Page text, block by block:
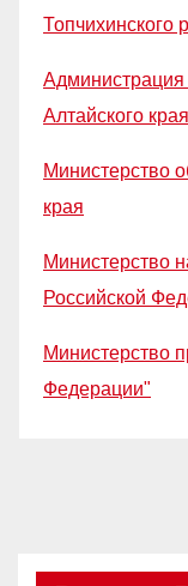
Топчихинского
Администрация
Алтайского края
Министерство
края
Министерство
Российской
Министерство
Федерации"